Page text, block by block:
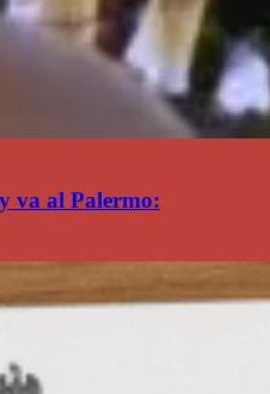
va al Palermo: